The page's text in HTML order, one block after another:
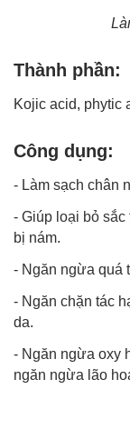
Thành phần:
Kojic acid, phytic
Công dụng:
- Làm sạch chân
- Giúp loại bỏ
bị nám.
- Ngăn ngừa quá
- Ngăn chặn tác
da.
- Ngăn ngừa oxy
ngăn ngừa lão